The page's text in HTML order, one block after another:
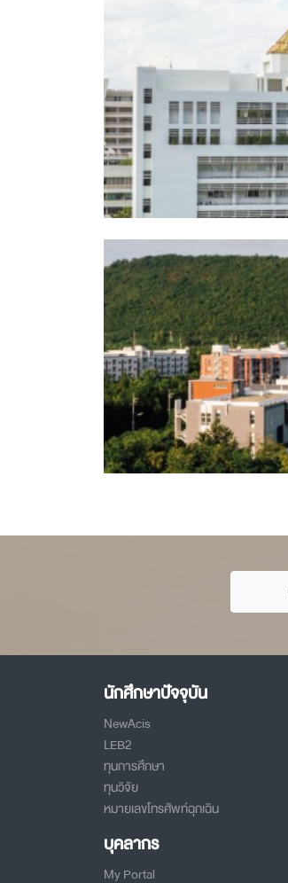
นักศึกษาปัจจุบัน
NewAcis
LEB2
ทุนการศึกษา
ทุนวิจัย
หมายเลขโทรศัพท์ฉุกเฉิน
บุคลากร
My Portal